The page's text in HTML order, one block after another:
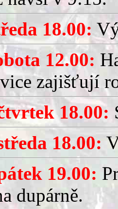
18.00:
12.00:
zajišťují
18.00:
18.00:
19.00:
dupárně.